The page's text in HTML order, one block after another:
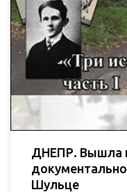
ДНЕПР. Вышла
Шульце